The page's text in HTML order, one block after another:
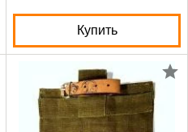
Купить